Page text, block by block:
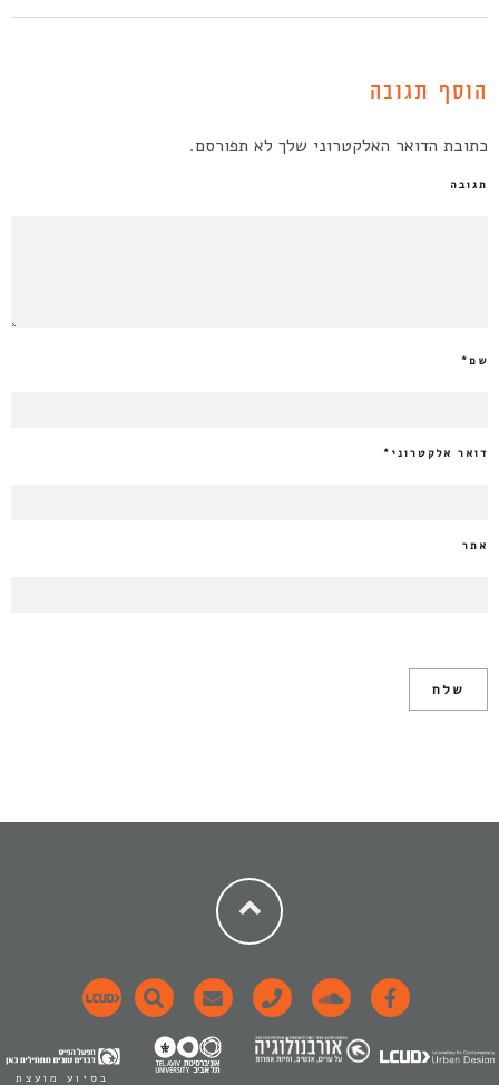
הוסף תגובה
כתובת הדואר האלקטרוני שלך לא תפורסם.
תגובה
שם*
דואר אלקטרוני *
אתר
בסיוע מועצת